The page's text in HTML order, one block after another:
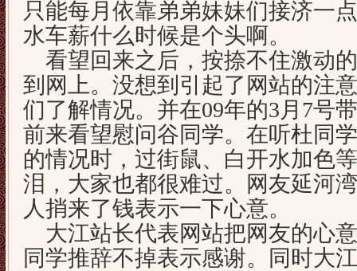
只能每月依靠弟弟妹妹们接济一
水车薪什么时候是个头啊。
看望回来之后，按捺不住激动
到网上。没想到引起了网站的注
们了解情况。并在09年的3月7号
前来看望慰问谷同学。在听杜同
的情况时，过街鼠、白开水加色
泪，大家也都很难过。网友延河
人捎来了钱表示一下心意。
大江站长代表网站把网友的心
同学推辞不掉表示感谢。同时大